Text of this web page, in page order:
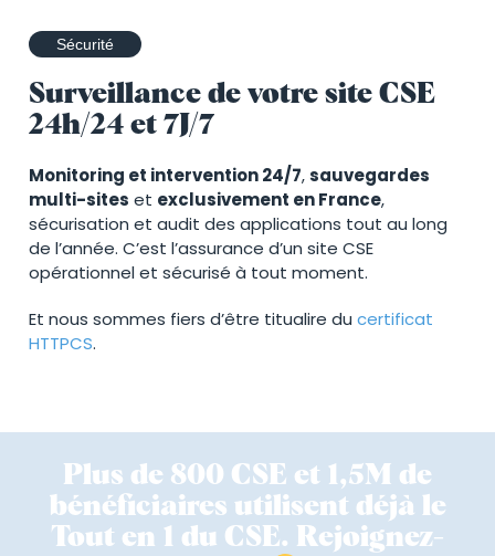
Sécurité
Surveillance de votre site CSE
24h/24 et 7J/7
Monitoring et intervention 24/7,sauvegardes
multi-sites et exclusivement en France,
sécurisation et audit des applications tout au long
de l’année. C’est l’assurance d’un site CSE
opérationnel et sécurisé à tout moment.
Et nous sommes fiers d’être titualire du certificat
HTTPCS.
Plus de 800 CSE et 1,5M de
bénéficiaires utilisent déjà le
Tout en 1 du CSE. Rejoignez-